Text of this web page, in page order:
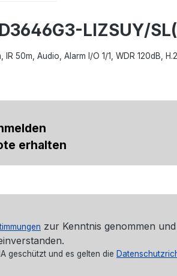
LIZSUY/
50m, Audio, Alarm I/O 1/1, WDR 120dB,
erhalten
zur Kenntnis genommen und
geschützt und es gelten die